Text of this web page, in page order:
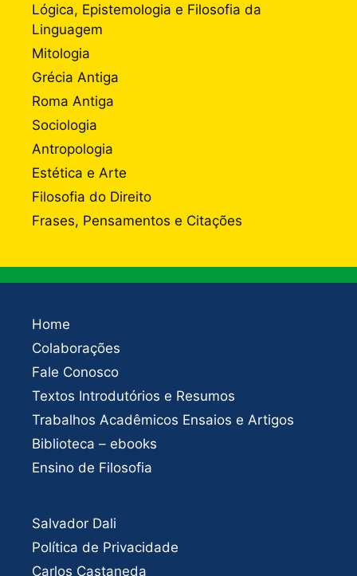
Lógica, Epistemologia e Filosofia da
Linguagem
Mitologia
Grécia Antiga
Roma Antiga
Sociologia
Antropologia
Estética e Arte
Filosofia do Direito
Frases, Pensamentos e Citações
Home
Colaborações
Fale Conosco
Textos Introdutórios e Resumos
Trabalhos Acadêmicos Ensaios e Artigos
Biblioteca – ebooks
Ensino de Filosofia
Salvador Dali
Política de Privacidade
Carlos Castaneda